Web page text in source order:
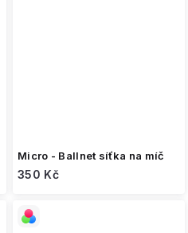
Micro - Ballnet síťka na míč
350 Kč